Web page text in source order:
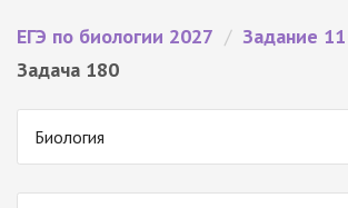
ЕГЭ по биологии 2027 / Задание 11
Задача 180
Биология